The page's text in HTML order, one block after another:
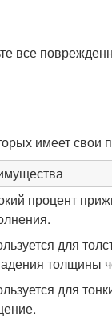
все
имеет свои
процент
для
толщины
для